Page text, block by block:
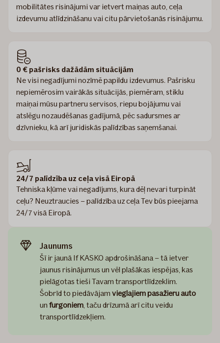
mobilitātes risinājumi var ietvert maiņas auto, ceļa
izdevumu atlīdzināšanu vai citu pārvietošanās risinājumu.
0 € pašrisks dažādām situācijām
Ne visi negadījumi nozīmē papildu izdevumus. Pašrisku
nepiemērosim vairākās situācijās, piemēram, stiklu
maiņai mūsu partneru servisos, riepu bojājumu vai
atslēgu nozaudēšanas gadījumā, pēc sadursmes ar
dzīvnieku, kā arī juridiskās palīdzības saņemšanai.
24/7 palīdzība uz ceļa visā Eiropā
Tehniska kļūme vai negadījums, kura dēļ nevari turpināt
ceļu? Neuztraucies – palīdzība uz ceļa Tev būs pieejama
24/7 visā Eiropā.
Jaunums
Šī ir jaunā If KASKO apdrošināšana – tā ietver
jaunus risinājumus un vēl plašākas iespējas, kas
pielāgotas tieši Tavam transportlīdzeklim.
Šobrīd to piedāvājam vieglajiem pasažieru auto
un furgoniem, taču drīzumā arī citu veidu
transportlīdzekļiem.